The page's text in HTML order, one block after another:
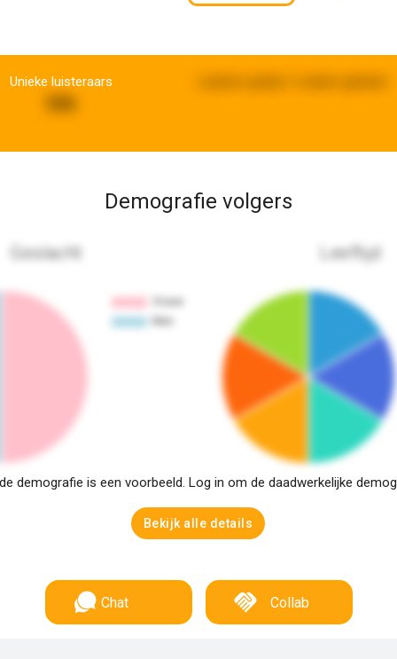
Unieke luisteraars
596
Demografie volgers
Geslacht Leeftijd
demografie is een voorbeeld. Log in om de daadwerkelijke
Bekijk alle details
Chat Collab